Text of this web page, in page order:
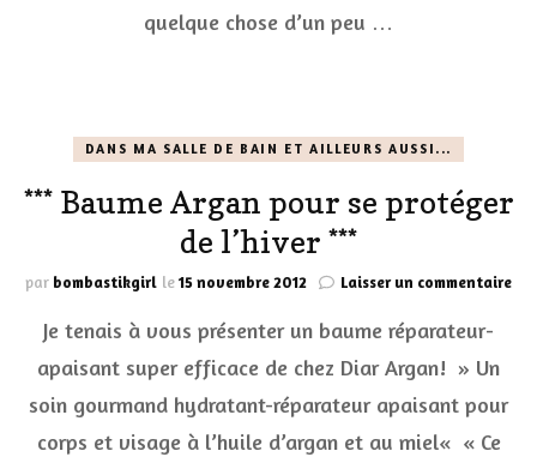
quelque chose d’un peu …
DANS MA SALLE DE BAIN ET AILLEURS AUSSI...
*** Baume Argan pour se protéger
de l’hiver ***
par bombastikgirl le15 novembre 2012 Laisser un commentairesur
Je tenais à vous présenter un baume réparateur-
apaisant super efficace de chez Diar Argan! » Un
soin gourmand hydratant-réparateur apaisant pour
corps et visage à l’huile d’argan et au miel« « Ce